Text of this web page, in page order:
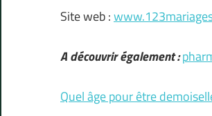
Site web :
A découvrir également :
Quel âge pour être